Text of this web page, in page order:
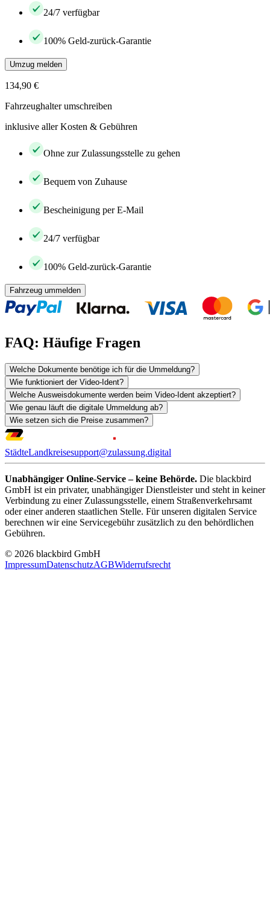
24/7 verfügbar
100% Geld-zurück-Garantie
Umzug melden
134,90 €
Fahrzeughalter umschreiben
inklusive aller Kosten & Gebühren
Ohne zur Zulassungsstelle zu gehen
Bequem von Zuhause
Bescheinigung per E-Mail
24/7 verfügbar
100% Geld-zurück-Garantie
Fahrzeug ummelden
FAQ: Häufige Fragen
Welche Dokumente benötige ich für die Ummeldung?
Wie funktioniert der Video-Ident?
Welche Ausweisdokumente werden beim Video-Ident akzeptiert?
Wie genau läuft die digitale Ummeldung ab?
Wie setzen sich die Preise zusammen?
StädteLandkreisesupport@zulassung.digital
Unabhängiger Online-Service – keine Behörde. Die blackbird
GmbH ist ein privater, unabhängiger Dienstleister und steht in keiner
Verbindung zu einer Zulassungsstelle, einem Straßenverkehrsamt
oder einer anderen staatlichen Stelle. Für unseren digitalen Service
berechnen wir eine Servicegebühr zusätzlich zu den behördlichen
Gebühren.
© 2026 blackbird GmbH
ImpressumDatenschutzAGBWiderrufsrecht